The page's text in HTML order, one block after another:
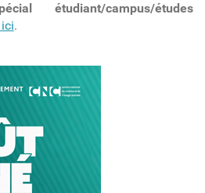
étudiant/campus/études
.